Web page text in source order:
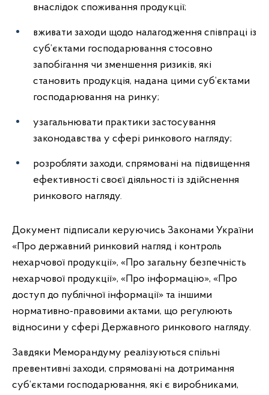
внаслідок споживання продукції;
вживати заходи щодо налагодження співпраці із
суб’єктами господарювання стосовно
запобігання чи зменшення ризиків, які
становить продукція, надана цими суб’єктами
господарювання на ринку;
узагальнювати практики застосування
законодавства у сфері ринкового нагляду;
розробляти заходи, спрямовані на підвищення
ефективності своєї діяльності із здійснення
ринкового нагляду.
Документ підписали керуючись Законами України
«Про державний ринковий нагляд і контроль
нехарчової продукції», «Про загальну безпечність
нехарчової продукції», «Про інформацію», «Про
доступ до публічної інформації» та іншими
нормативно-правовими актами, що регулюють
відносини у сфері Державного ринкового нагляду.
Завдяки Меморандуму реалізуються спільні
превентивні заходи, спрямовані на дотримання
суб’єктами господарювання, які є виробниками,